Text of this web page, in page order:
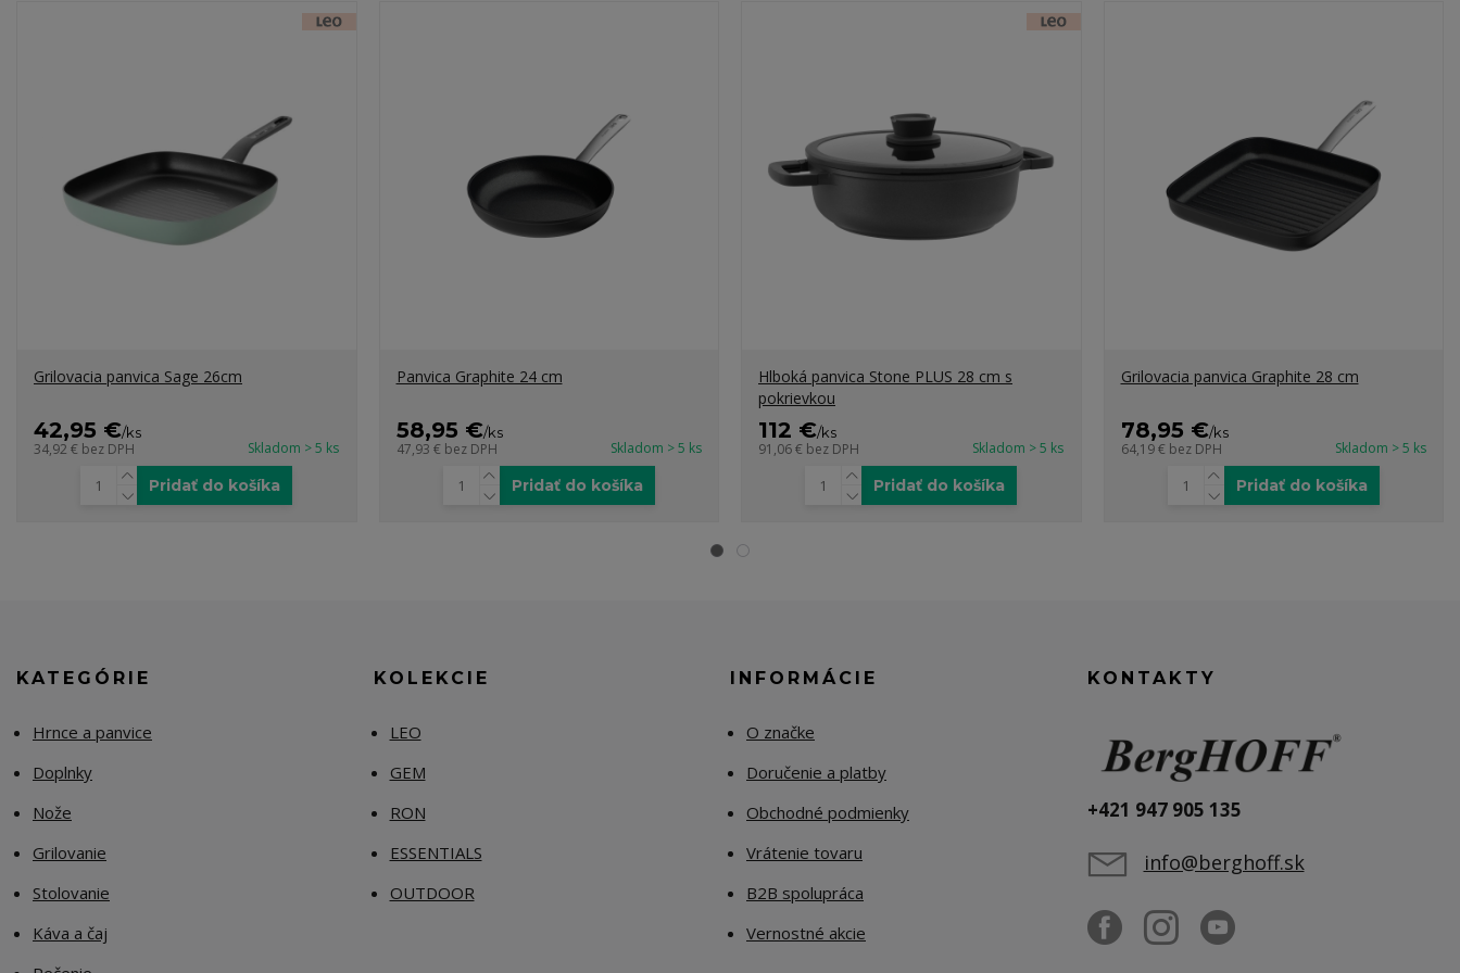
Grilovacia panvica Sage 26cm
42,95 €/ks
34,92 € bez DPH Skladom > 5 ks
Pridať do košíka
Panvica Graphite 24 cm
58,95 €/ks
47,93 € bez DPH Skladom > 5 ks
Pridať do košíka
Hlboká panvica Stone PLUS 28 cm s
pokrievkou
112 €/ks
91,06 € bez DPH Skladom > 5 ks
Pridať do košíka
Grilovacia panvica Graphite 28 cm
78,95 €/ks
64,19 € bez DPH Skladom > 5 ks
Pridať do košíka
KATEGÓRIE
Hrnce a panvice
Doplnky
Nože
Grilovanie
Stolovanie
Káva a čaj
KOLEKCIE
LEO
GEM
RON
ESSENTIALS
OUTDOOR
INFORMÁCIE
O značke
Doručenie a platby
Obchodné podmienky
Vrátenie tovaru
B2B spolupráca
Vernostné akcie
KONTAKTY
+421 947 905 135
info@berghoff.sk